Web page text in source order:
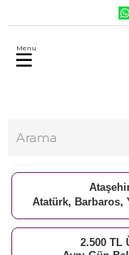
Menu
Atatürk, Barbaros,
2.500 TL